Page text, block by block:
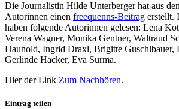
Die Journalistin Hilde Unterberger hat aus
Autorinnen einen freequenns-Beitrag erstellt.
haben folgende Autorinnen gelesen: Lena
Verena Wagner, Monika Gentner, Waltraud
Haunold, Ingrid Draxl, Brigitte Guschlbauer,
Gerlinde Hacker, Eva Surma.
Hier der Link Zum Nachhören.
Eintrag teilen